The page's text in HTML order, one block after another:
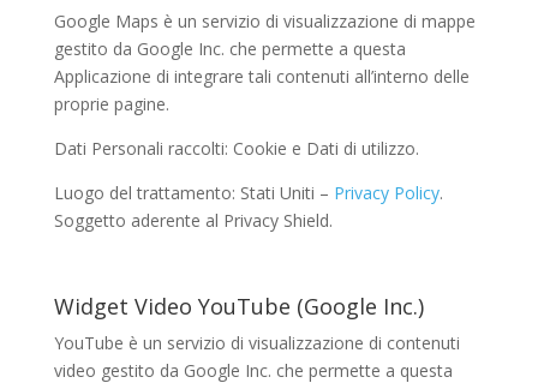
Google Maps è un servizio di visualizzazione di mappe
gestito da Google Inc. che permette a questa
Applicazione di integrare tali contenuti all’interno delle
proprie pagine.
Dati Personali raccolti: Cookie e Dati di utilizzo.
Luogo del trattamento: Stati Uniti – Privacy Policy.
Soggetto aderente al Privacy Shield.
Widget Video YouTube (Google Inc.)
YouTube è un servizio di visualizzazione di contenuti
video gestito da Google Inc. che permette a questa